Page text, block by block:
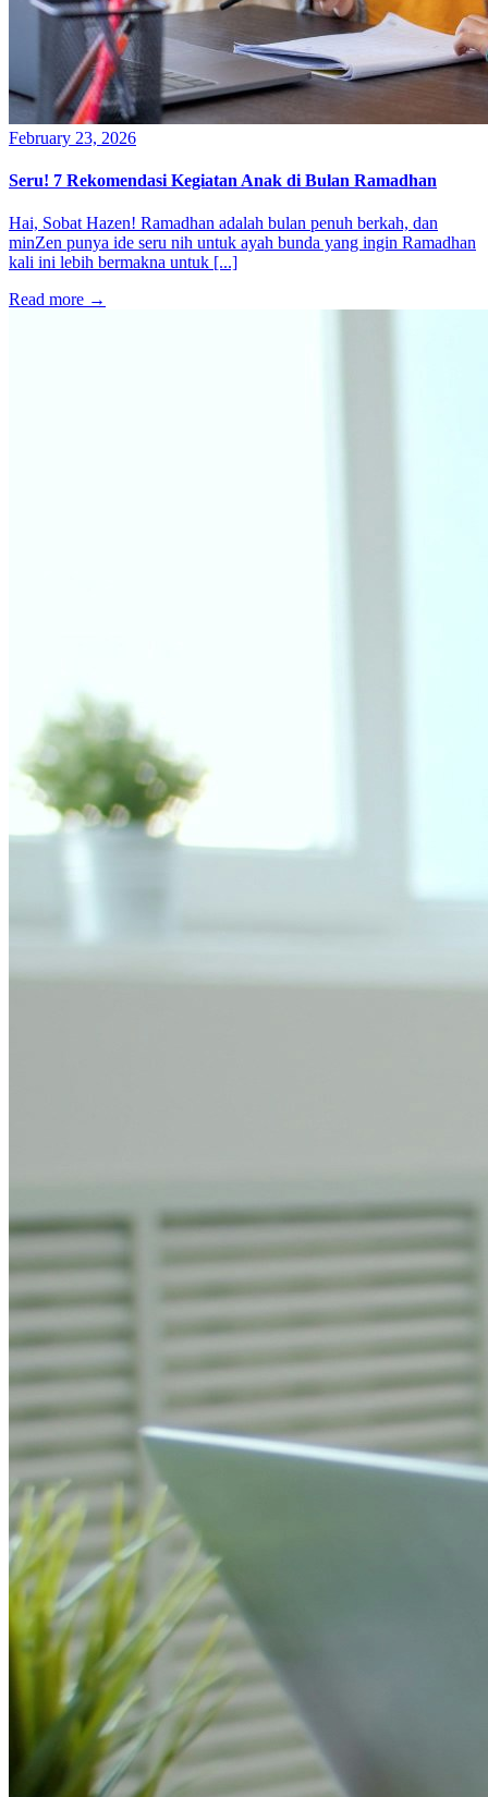
February 23, 2026
Seru! 7 Rekomendasi Kegiatan Anak di Bulan Ramadhan
Hai, Sobat Hazen! Ramadhan adalah bulan penuh berkah, dan
minZen punya ide seru nih untuk ayah bunda yang ingin Ramadhan
kali ini lebih bermakna untuk [...]
Read more →